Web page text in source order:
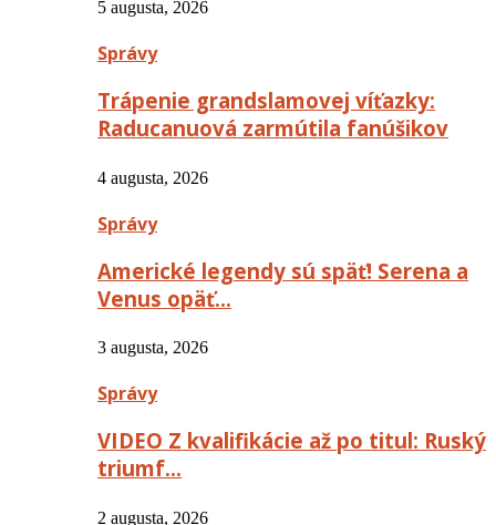
5 augusta, 2026
Správy
Trápenie grandslamovej víťazky:
Raducanuová zarmútila fanúšikov
4 augusta, 2026
Správy
Americké legendy sú späť! Serena a
Venus opäť…
3 augusta, 2026
Správy
VIDEO Z kvalifikácie až po titul: Ruský
triumf…
2 augusta, 2026